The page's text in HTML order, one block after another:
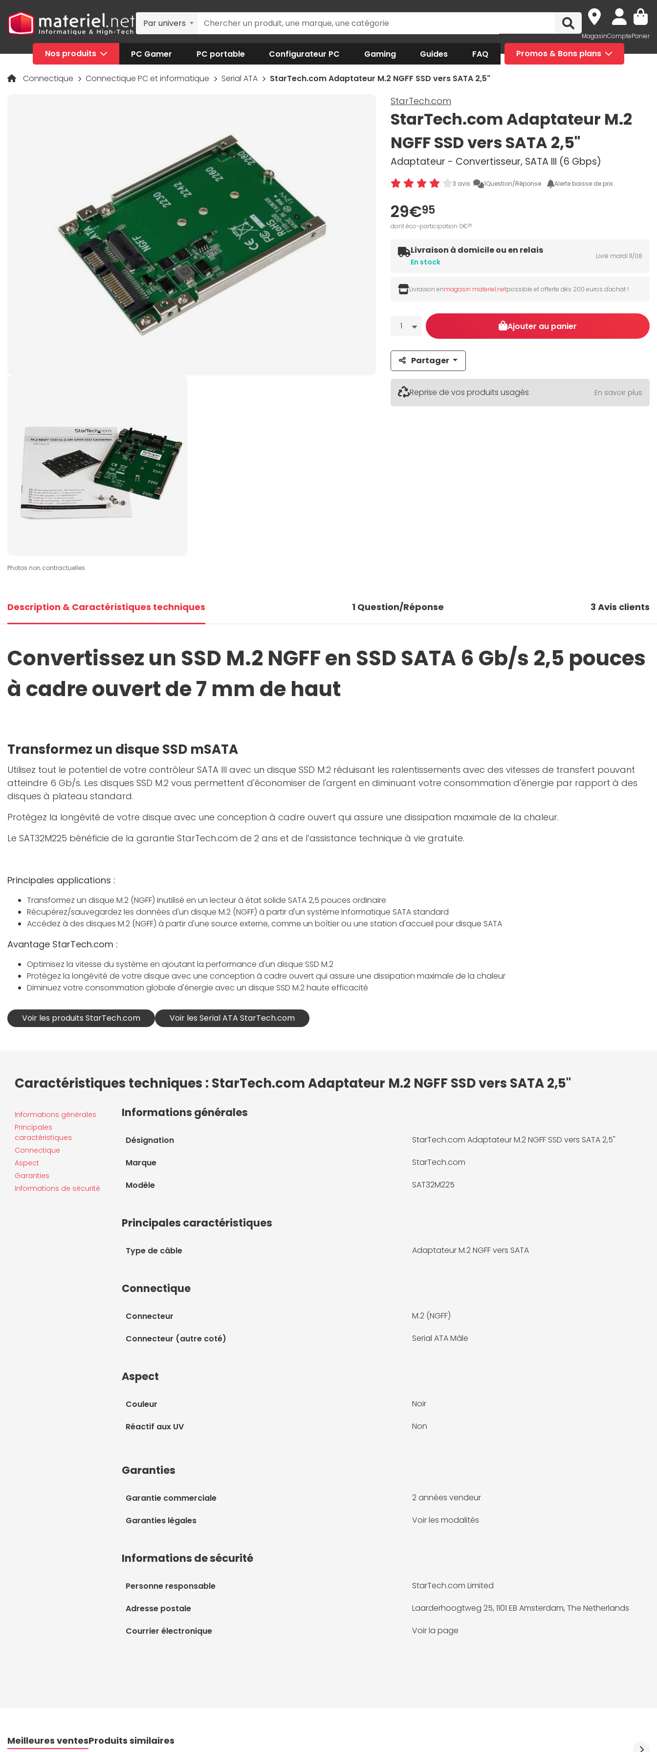
Par univers
MagasinComptePanier
Nos produits PC Gamer PC portable Configurateur PC Gaming Guides FAQ Promos & Bons plans
Connectique Connectique PC et informatique Serial ATA StarTech.com Adaptateur M.2 NGFF SSD vers SATA 2,5"
Photos non contractuelles
StarTech.com
StarTech.com Adaptateur M.2
NGFF SSD vers SATA 2,5"
Adaptateur - Convertisseur, SATA III (6 Gbps)
3 avis 1Question/Réponse Alerte baisse de prix
29€95
dont éco-participation 0€05
Livraison à domicile ou en relais
En stock
Livré mardi 11/08
Livraison enmagasin materiel.netpossible et offerte dès 200 euros d'achat !
Quantité
1 Ajouter au panier
Partager
Reprise de vos produits usagés En savoir plus
Description & Caractéristiques techniques 1 Question/Réponse 3 Avis clients
Convertissez un SSD M.2 NGFF en SSD SATA 6 Gb/s 2,5 pouces
à cadre ouvert de 7 mm de haut
Transformez un disque SSD mSATA
Utilisez tout le potentiel de votre contrôleur SATA III avec un disque SSD M.2 réduisant les ralentissements avec des vitesses de transfert pouvant
atteindre 6 Gb/s. Les disques SSD M.2 vous permettent d'économiser de l'argent en diminuant votre consommation d'énergie par rapport à des
disques à plateau standard.
Protégez la longévité de votre disque avec une conception à cadre ouvert qui assure une dissipation maximale de la chaleur.
Le SAT32M225 bénéficie de la garantie StarTech.com de 2 ans et de l’assistance technique à vie gratuite.
Principales applications :
Transformez un disque M.2 (NGFF) inutilisé en un lecteur à état solide SATA 2,5 pouces ordinaire
Récupérez/sauvegardez les données d'un disque M.2 (NGFF) à partir d'un système informatique SATA standard
Accédez à des disques M.2 (NGFF) à partir d'une source externe, comme un boîtier ou une station d'accueil pour disque SATA
Avantage StarTech.com :
Optimisez la vitesse du système en ajoutant la performance d'un disque SSD M.2
Protégez la longévité de votre disque avec une conception à cadre ouvert qui assure une dissipation maximale de la chaleur
Diminuez votre consommation globale d'énergie avec un disque SSD M.2 haute efficacité
Voir les produits StarTech.com Voir les Serial ATA StarTech.com
Caractéristiques techniques : StarTech.com Adaptateur M.2 NGFF SSD vers SATA 2,5"
Informations générales
Principales
caractéristiques
Connectique
Aspect
Garanties
Informations de sécurité
Informations générales
Désignation StarTech.com Adaptateur M.2 NGFF SSD vers SATA 2,5"
Marque StarTech.com
Modèle SAT32M225
Principales caractéristiques
Type de câble Adaptateur M.2 NGFF vers SATA
Connectique
Connecteur M.2 (NGFF)
Connecteur (autre coté) Serial ATA Mâle
Aspect
Couleur Noir
Réactif aux UV Non
Garanties
Garantie commerciale 2 années vendeur
Garanties légales Voir les modalités
Informations de sécurité
Personne responsable StarTech.com Limited
Adresse postale Laarderhoogtweg 25, 1101 EB Amsterdam, The Netherlands
Courrier électronique Voir la page
Meilleures ventesProduits similaires